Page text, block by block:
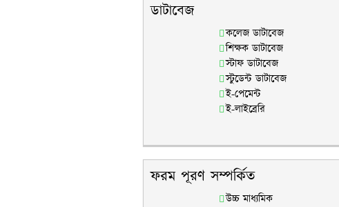
ডাটাবেজ
কলেজ ডাটাবেজ
শিক্ষক ডাটাবেজ
স্টাফ ডাটাবেজ
স্টুডেন্ট ডাটাবেজ
ই-পেমেন্ট
ই-লাইব্রেরি
ফরম পূরণ সম্পর্কিত
উচ্চ মাধ্যমিক